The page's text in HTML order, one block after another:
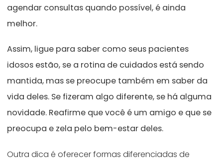
agendar consultas quando possível, é ainda
melhor.
Assim, ligue para saber como seus pacientes
idosos estão, se a rotina de cuidados está sendo
mantida, mas se preocupe também em saber da
vida deles. Se fizeram algo diferente, se há alguma
novidade. Reafirme que você é um amigo e que se
preocupa e zela pelo bem-estar deles.
Outra dica é oferecer formas diferenciadas de